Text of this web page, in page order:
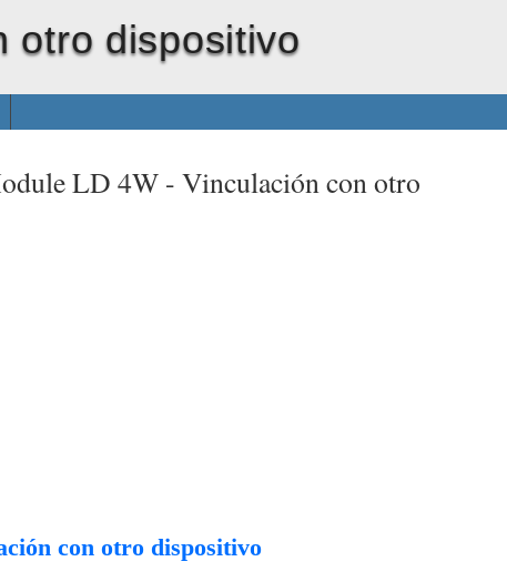
otro dispositivo
LD 4W - Vinculación con otro
con otro dispositivo